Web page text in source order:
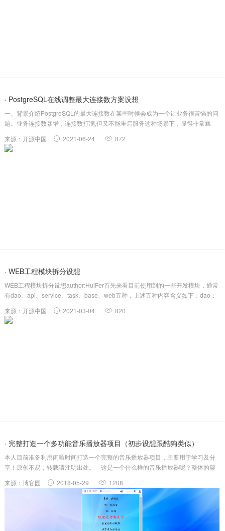
· PostgreSQL在线调整最大连接数方案设想
一、背景介绍PostgreSQL的最大连接数在某些时候会成为一个让业务很苦恼的问
题。业务连接数暴增，连接数打满,但又不能重启服务这种场景下，显得非常尴
数需要重启，不能修改为reload方式？这个问题不详细展开，简单来说最...
来源：开源中国 2021-06-24 872
· WEB工程模块拆分设想
WEB工程模块拆分设想author:HuiFer​首先来看目前使用到的一些开发模块，通常
有dao、api、service、task、base、web五种，上述五种内容含义如下：dao：
SpringCloud...
来源：开源中国 2021-03-04 820
· 完整打造一个多功能音乐播放器项目（初步设想跟酷狗类似）
本人目前准备利用闲暇时间打造一个完整的音乐播放器项目，主要用于学习及分
享！原创不易，转载请注明出处。 这是一个什么样的音乐播放器呢？整体的架
完整的项目，最后项目会放在本人的github上，等项目完毕后会发布链接。另外
来源：博客园 2018-05-29 1208